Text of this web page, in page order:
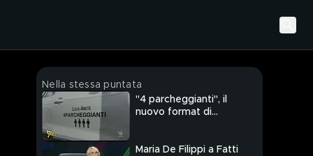
Nella stessa puntata
"4 parcheggianti", il
nuovo format di
Maria De Filippi a Fatti